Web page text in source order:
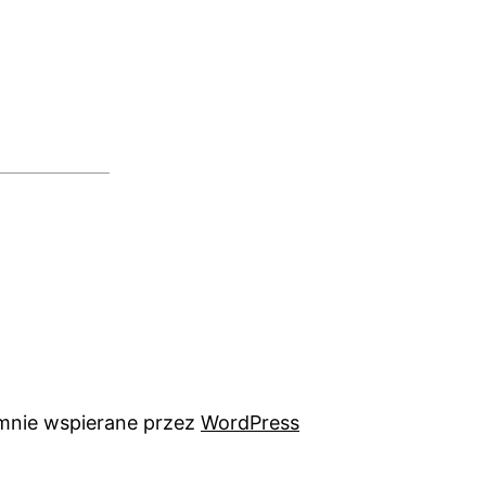
wspierane przez WordPress